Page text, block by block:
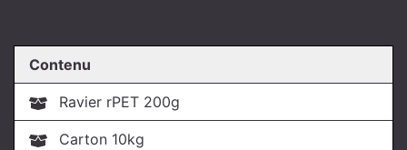
Contenu
Ravier rPET 200g
Carton 10kg